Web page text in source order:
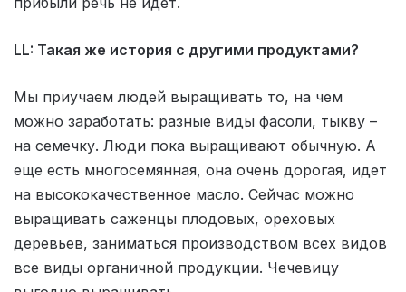
LL: Такая же история с другими продуктами?
Мы приучаем людей выращивать то, на чем
можно заработать: разные виды фасоли, тыкву –
на семечку. Люди пока выращивают обычную. А
еще есть многосемянная, она очень дорогая, идет
на высококачественное масло. Сейчас можно
выращивать саженцы плодовых, ореховых
деревьев, заниматься производством всех видов
все виды органичной продукции. Чечевицу